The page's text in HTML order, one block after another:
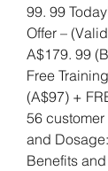
99. 99
Offer –
A$179. 99
Free
(A$97) +
56
and
Benefits